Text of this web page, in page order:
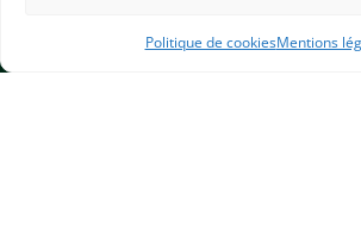
Politique de cookiesMentions
APHG